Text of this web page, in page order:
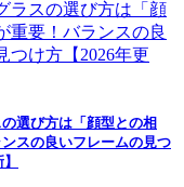
選び方は「顔型との相
スの良いフレームの見つ